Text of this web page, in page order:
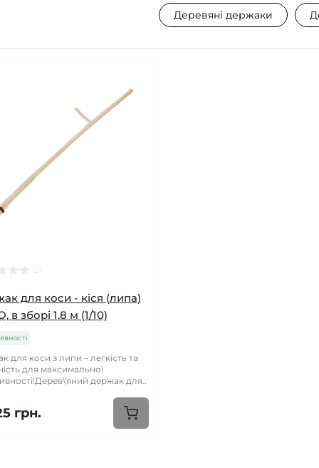
Деревяні держаки
для коси - кіся (липа)
в зборі 1.8 м (1/10)
для коси з липи – легкість та
для максимальної
держак для..
грн.